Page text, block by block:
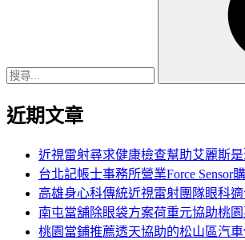
近期文章
近視雷射尋求健康檢查幫助艾麗斯
台北記帳士事務所營業Force Sensor
高雄身心科傳統近視雷射團隊眼科
南屯當舖除眼袋方案荷重元協助桃
桃園當鋪推薦透天協助的松山區汽